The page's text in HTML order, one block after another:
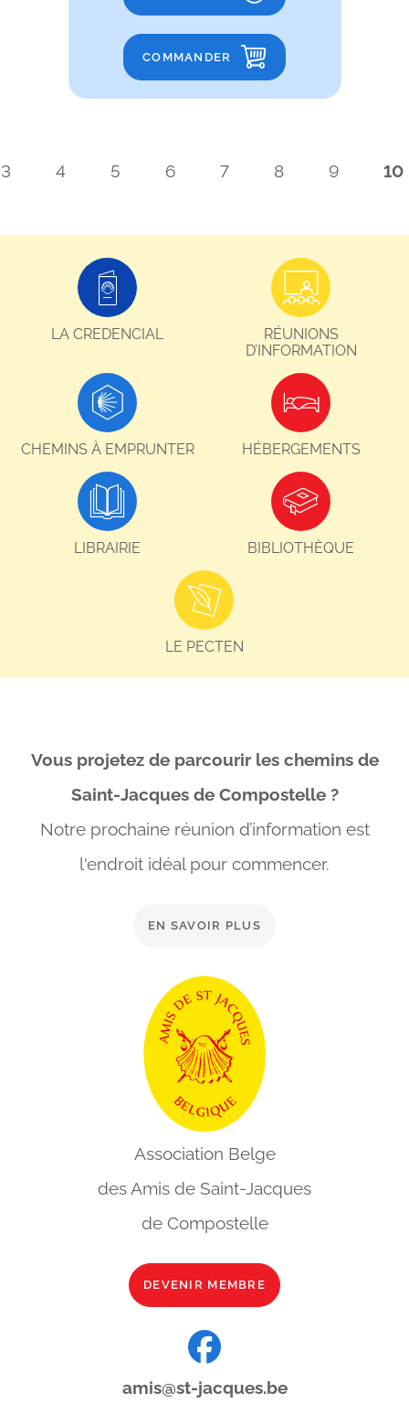
COMMANDER
3 4 5 6 7 8 9 10
LA CREDENCIAL
RÉUNIONS
D’INFORMATION
CHEMINS À EMPRUNTER HÉBERGEMENTS
LIBRAIRIE BIBLIOTHÈQUE
LE PECTEN
amis@st-jacques.be
Association Belge
des Amis de Saint-Jacques
de Compostelle
DEVENIR MEMBRE
Vous projetez de parcourir les chemins de
Saint-Jacques de Compostelle ?
Notre prochaine réunion d’information est
l'endroit idéalpour commencer.
EN SAVOIR PLUS